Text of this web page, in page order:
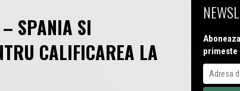
– SPANIA SI
CALIFICAREA LA
primeste